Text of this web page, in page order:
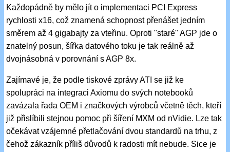
Každopádně by mělo jít o implementaci PCI Express
rychlosti x16, což znamená schopnost přenášet jedním
směrem až 4 gigabajty za vteřinu. Oproti "staré" AGP jde o
znatelný posun, šířka datového toku je tak reálně až
dvojnásobná v porovnání s AGP 8x.
Zajímavé je, že podle tiskové zprávy ATI se již ke
spolupráci na integraci Axiomu do svých notebooků
zavázala řada OEM i značkových výrobců včetně těch, kteří
již přislíbili stejnou pomoc při šíření MXM od nVidie. Lze tak
očekávat vzájemné přetlačování dvou standardů na trhu, z
čehož zákazník příliš důvodů k radosti mít nebude. Sice je